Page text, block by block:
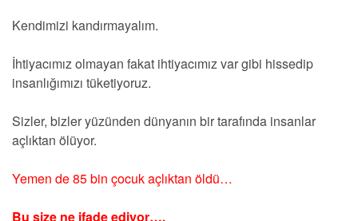
Kendimizi kandırmayalım.
İhtiyacımız olmayan fakat ihtiyacımız var gibi hissedip
insanlığımızı tüketiyoruz.
Sizler, bizler yüzünden dünyanın bir tarafında insanlar
açlıktan ölüyor.
Yemen de 85 bin çocuk açlıktan öldü…
Bu size ne ifade ediyor….